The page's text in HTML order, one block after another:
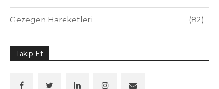
Gezegen Hareketleri 82
Takip Et